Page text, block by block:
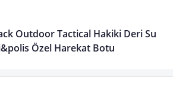
Outdoor Tactical Hakiki Deri Su
Özel Harekat Botu